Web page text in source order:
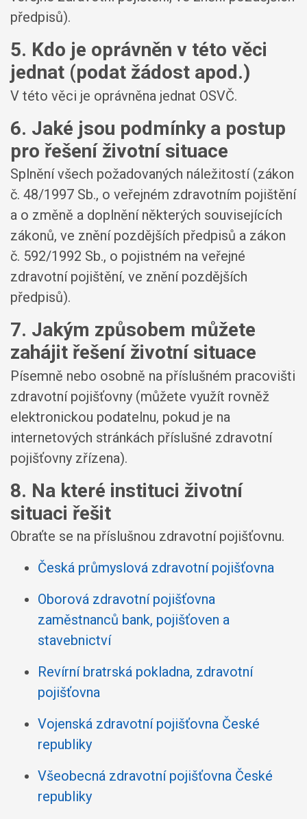
předpisů).
5. Kdo je oprávněn v této věci
jednat (podat žádost apod.)
V této věci je oprávněna jednat OSVČ.
6. Jaké jsou podmínky a postup
pro řešení životní situace
Splnění všech požadovaných náležitostí (zákon
č. 48/1997 Sb., o veřejném zdravotním pojištění
a o změně a doplnění některých souvisejících
zákonů, ve znění pozdějších předpisů a zákon
č. 592/1992 Sb., o pojistném na veřejné
zdravotní pojištění, ve znění pozdějších
předpisů).
7. Jakým způsobem můžete
zahájit řešení životní situace
Písemně nebo osobně na příslušném pracovišti
zdravotní pojišťovny (můžete využít rovněž
elektronickou podatelnu, pokud je na
internetových stránkách příslušné zdravotní
pojišťovny zřízena).
8. Na které instituci životní
situaci řešit
Obraťte se na příslušnou zdravotní pojišťovnu.
Česká průmyslová zdravotní pojišťovna
Oborová zdravotní pojišťovna
zaměstnanců bank, pojišťoven a
stavebnictví
Revírní bratrská pokladna, zdravotní
pojišťovna
Vojenská zdravotní pojišťovna České
republiky
Všeobecná zdravotní pojišťovna České
republiky